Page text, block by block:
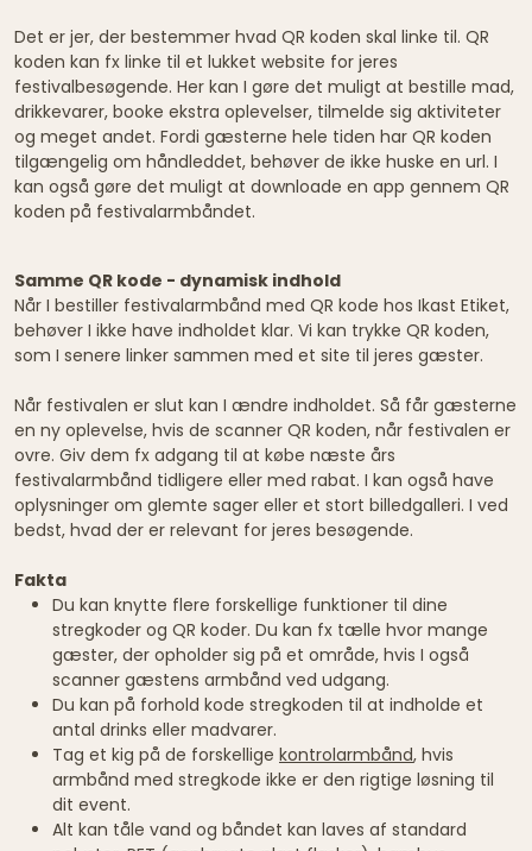
Det er jer, der bestemmer hvad QR koden skal linke til. QR
koden kan fx linke til et lukket website for jeres
festivalbesøgende. Her kan I gøre det muligt at bestille mad,
drikkevarer, booke ekstra oplevelser, tilmelde sig aktiviteter
og meget andet. Fordi gæsterne hele tiden har QR koden
tilgængelig om håndleddet, behøver de ikke huske en url. I
kan også gøre det muligt at downloade en app gennem QR
koden på festivalarmbåndet.
Samme QR kode - dynamisk indhold
Når I bestiller festivalarmbånd med QR kode hos Ikast Etiket,
behøver I ikke have indholdet klar. Vi kan trykke QR koden,
som I senere linker sammen med et site til jeres gæster.
Når festivalen er slut kan I ændre indholdet. Så får gæsterne
en ny oplevelse, hvis de scanner QR koden, når festivalen er
ovre. Giv dem fx adgang til at købe næste års
festivalarmbånd tidligere eller med rabat. I kan også have
oplysninger om glemte sager eller et stort billedgalleri. I ved
bedst, hvad der er relevant for jeres besøgende.
Fakta
Du kan knytte flere forskellige funktioner til dine
stregkoder og QR koder. Du kan fx tælle hvor mange
gæster, der opholder sig på et område, hvis I også
scanner gæstens armbånd ved udgang.
Du kan på forhold kode stregkoden til at indholde et
antal drinks eller madvarer.
Tag et kig på de forskellige kontrolarmbånd, hvis
armbånd med stregkode ikke er den rigtige løsning til
dit event.
Alt kan tåle vand og båndet kan laves af standard